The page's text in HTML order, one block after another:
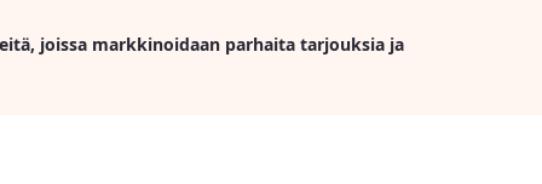
joissa markkinoidaan parhaita tarjouksia ja